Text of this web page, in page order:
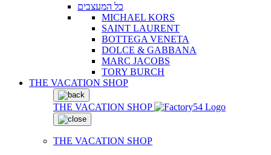
כל המעצבים
MICHAEL KORS
SAINT LAURENT
BOTTEGA VENETA
DOLCE & GABBANA
MARC JACOBS
TORY BURCH
THE VACATION SHOP
THE VACATION SHOP
THE VACATION SHOP